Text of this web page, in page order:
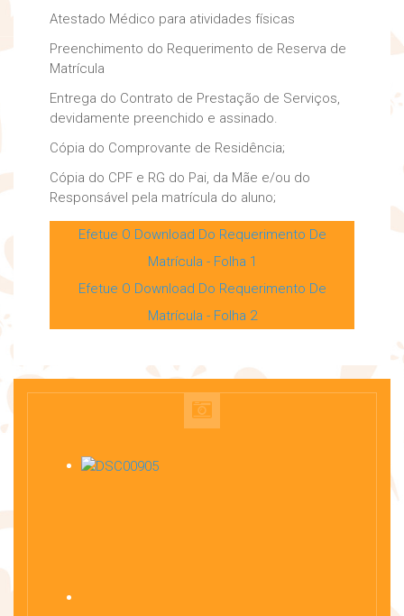
Atestado Médico para atividades físicas
Preenchimento do Requerimento de Reserva de
Matrícula
Entrega do Contrato de Prestação de Serviços,
devidamente preenchido e assinado.
Cópia do Comprovante de Residência;
Cópia do CPF e RG do Pai, da Mãe e/ou do
Responsável pela matrícula do aluno;​
Efetue O Download Do Requerimento De
Matrícula - Folha 1
Efetue O Download Do Requerimento De
Matrícula - Folha 2